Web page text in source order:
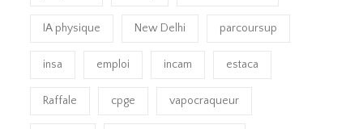
IA physique New Delhi parcoursup
insa emploi incam estaca
Raffale cpge vapocraqueur